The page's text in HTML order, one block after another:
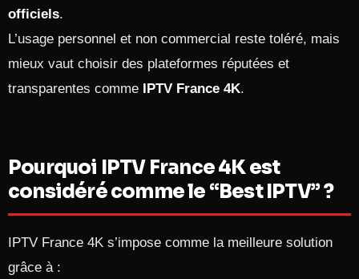
officiels.
L’usage personnel et non commercial reste toléré, mais
mieux vaut choisir des plateformes réputées et
transparentes comme IPTV France 4K.
Pourquoi IPTV France 4K est
considéré comme le “Best IPTV” ?
IPTV France 4K s’impose comme la meilleure solution
grâce à :